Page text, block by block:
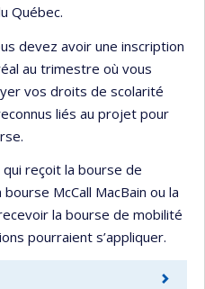
Québec.
devez avoir une inscription
au trimestre où vous
vos droits de scolarité
liés au projet pour
reçoit la bourse de
bourse McCall MacBain ou la
la bourse de mobilité
pourraient s’appliquer.